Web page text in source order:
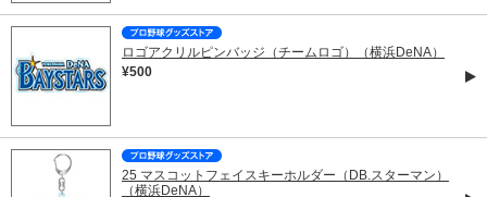
ロゴアクリルピンバッジ（チームロゴ）（横浜DeNA）
¥500
25 マスコットフェイスキーホルダー（DB.スターマン）
（横浜DeNA）